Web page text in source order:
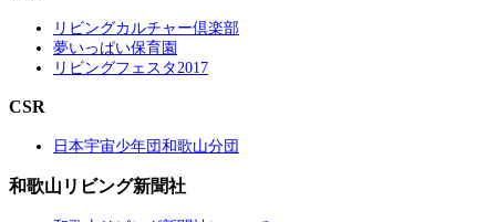
リビングカルチャー倶楽部
夢いっぱい保育園
リビングフェスタ2017
CSR
日本宇宙少年団和歌山分団
和歌山リビング新聞社